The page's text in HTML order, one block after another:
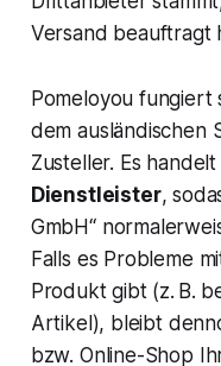
Versand beauftragt
Pomeloyou fungiert
dem ausländischen
Zusteller. Es
Dienstleister,
GmbH“
Falls es Probleme
Produkt gibt (z. B.
Artikel), bleibt
bzw. Online-Shop